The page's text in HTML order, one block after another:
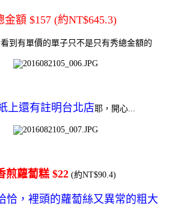
金額 $157 (約NT$645.3)
到有單價的單子只不是只有秀總金額的
上還有註明台北店耶，開心...
煎蘿蔔糕 $22(約NT$90.4)
恰，裡頭的蘿蔔絲又異常的粗大